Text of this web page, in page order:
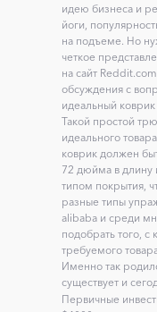
идею бизнеса и
йоги,
на подъеме. Но
четкое
на сайт
обсуждения с
идеальный коврик
Такой простой
идеального
коврик должен
72 дюйма в длину
типом покрытия,
разные типы
alibaba и среди
подобрать того, с
требуемого
Именно так
существует и
Первичные